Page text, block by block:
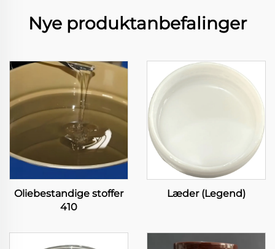
Nye produktanbefalinger
Oliebestandige stoffer
410
Læder (Legend)